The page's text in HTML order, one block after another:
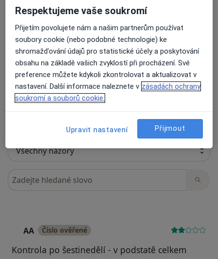
75 názorů
Recenze pacientů jsou pro nás důležité.
Specialisté nemají možnost zaplatit za
odstranění nebo změnu recenze pacienta.
Další informace.Další informace o názorech
Hledejte v názorech
AA Číslo ověřené
Kontrola po šestinedělí - v podstatě celkem
Respektujeme vaše soukromí
Přijetím povolujete nám a našim partnerům používat
soubory cookie (nebo podobné technologie) ke
shromažďování údajů pro statistické účely a poskytování
obsahu na základě vašich zvyklostí při procházení. Své
preference můžete kdykoli zkontrolovat a aktualizovat v
nastavení. Další informace naleznete v zásadách ochrany
soukromí a souborů cookie.
Upravit nastavení Přijmout